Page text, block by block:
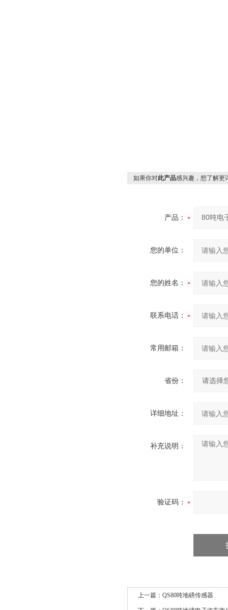
如果你对此产品感兴趣，想了解更
产品：
您的单位：
您的姓名：
联系电话：
常用邮箱：
省份：
详细地址：
补充说明：
验证码：
上一篇： QS80吨地磅传感器